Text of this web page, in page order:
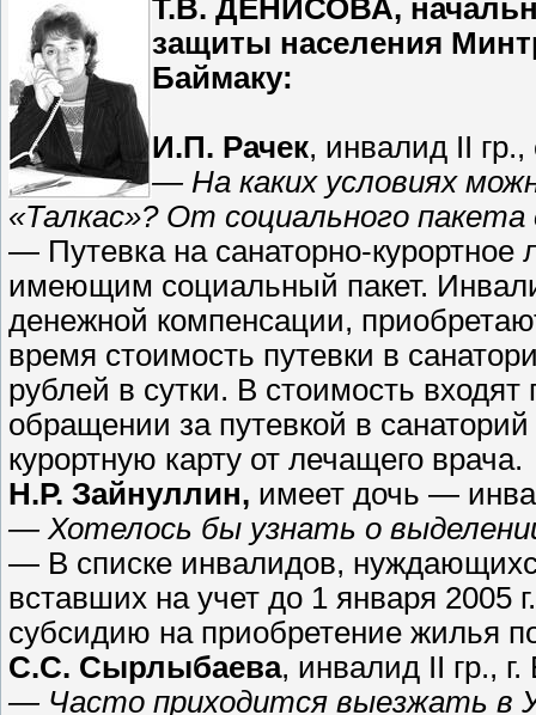
Т.В. ДЕНИСОВА,
защиты населения
Баймаку:
И.П. Рачек, инвалид II
— На каких условиях
«Талкас»? От социального пакета
— Путевка на санаторно-
имеющим социальный пакет.
денежной компенсации,
время стоимость путевки в
рублей в сутки. В стоимость
обращении за путевкой в
курортную карту от лечащего врача.
Н.Р. Зайнуллин, имеет дочь —
— Хотелось бы узнать о
— В списке инвалидов,
вставших на учет до 1 января 2005
субсидию на приобретение жилья
С.С. Сырлыбаева, инвалид II гр.,
— Часто приходится выезжать в